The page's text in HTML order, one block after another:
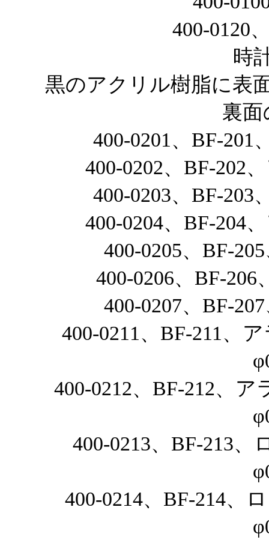
400-0120
時
黒のアクリル樹脂に表
裏面
400-0201、BF-201
400-0202、BF-202
400-0203、BF-203
400-0204、BF-204
400-0205、BF-
400-0206、BF-
400-0207、BF-
400-0211、BF-211、
400-0212、BF-212、
400-0213、BF-213
400-0214、BF-214、